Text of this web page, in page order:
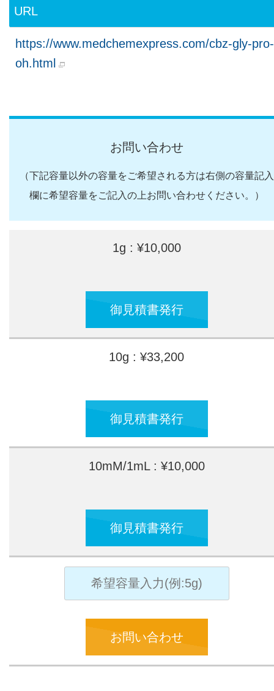
URL
https://www.medchemexpress.com/cbz-gly-pro-
oh.html
お問い合わせ
（下記容量以外の容量をご希望される方は右側の容量記入
欄に希望容量をご記入の上お問い合わせください。）
1g : ¥10,000
御見積書発行
10g : ¥33,200
御見積書発行
10mM/1mL : ¥10,000
御見積書発行
お問い合わせ